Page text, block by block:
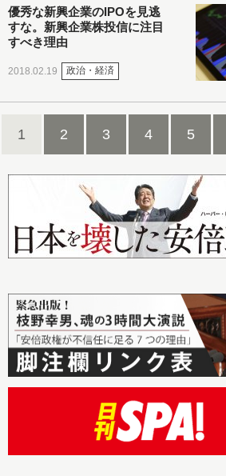
優秀な新興企業のIPOを見逃
すな。新興企業株投信に注目
すべき理由
2018.02.19 政治・経済
1 2 3 4 5